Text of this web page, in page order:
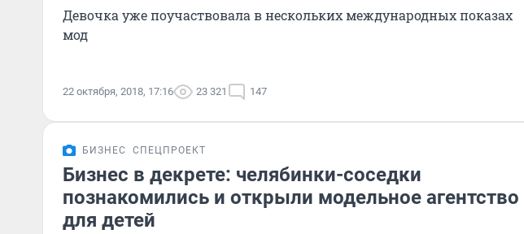
Девочка уже поучаствовала в нескольких международных показах
мод
22 октября, 2018, 17:16 23 321 147
БИЗНЕС СПЕЦПРОЕКТ
Бизнес в декрете: челябинки-соседки
познакомились и открыли модельное агентство
для детей